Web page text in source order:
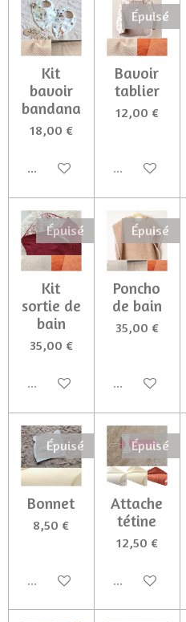
Kit
bavoir
bandana
18,00 €
Ajouter au panier
Épuisé
Bavoir
tablier
12,00 €
Épuisé
Épuisé
Kit
sortie de
bain
35,00 €
Épuisé
Épuisé
Poncho
de bain
35,00 €
Épuisé
Épuisé
Bonnet
8,50 €
Épuisé
Épuisé
Attache
tétine
12,50 €
Épuisé